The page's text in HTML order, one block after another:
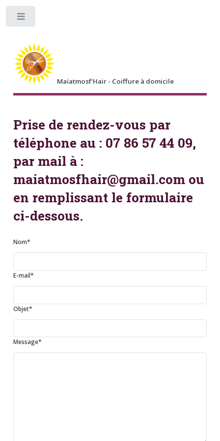
Maïatmosf'Hair - Coiffure à domicile
Prise de rendez-vous par
téléphone au : 07 86 57 44 09,
par mail à :
maiatmosfhair@gmail.com ou
en remplissant le formulaire
ci-dessous.
Nom*
E-mail*
Objet*
Message*